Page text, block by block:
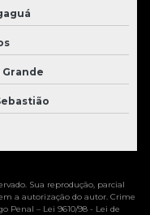
Grande
Sua reprodução, parcial
a autorização do autor. Crime
Penal – Lei 9610/98 - Lei de